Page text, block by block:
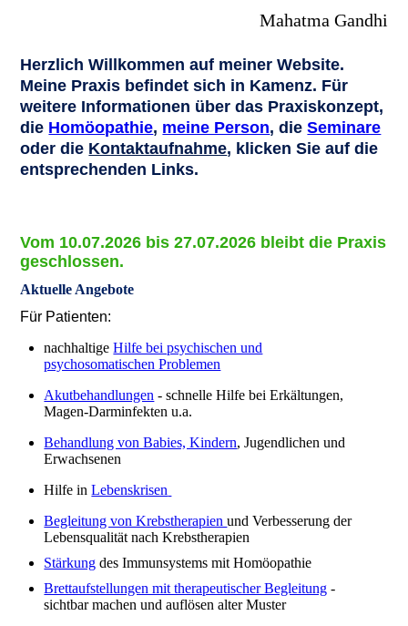
Mahatma Gandhi
Herzlich Willkommen auf meiner Website.
Meine Praxis befindet sich in Kamenz. Für
weitere Informationen über das Praxiskonzept,
die Homöopathie, meine Person, dieSeminare
oder die Kontaktaufnahme, klicken Sie auf die
entsprechenden Links.
Vom 10.07.2026 bis 27.07.2026 bleibt die Praxis
geschlossen.
Aktuelle Angebote
Für Patienten:
nachhaltigeHilfe bei psychischen und
psychosomatischen Problemen
Akutbehandlungen - schnelle Hilfe bei Erkältungen,
Magen-Darminfekten u.a.
Behandlung von Babies, Kindern, Jugendlichen und
Erwachsenen
Hilfe inLebenskrisen
Begleitung von Krebstherapienund Verbesserung der
Lebensqualität nach Krebstherapien
Stärkung des Immunsystems mit Homöopathie
Brettaufstellungen mit therapeutischer Begleitung -
sichtbar machen und auflösen alter Muster